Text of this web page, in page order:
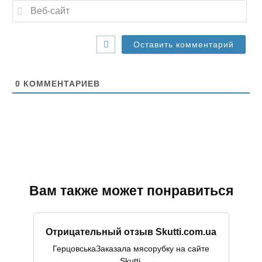
l
0 КОММЕНТАРИЕВ
Вам также может понравиться
Отрицательный отзыв Skutti.com.ua
ГерцовськаЗаказала мясорубку на сайте